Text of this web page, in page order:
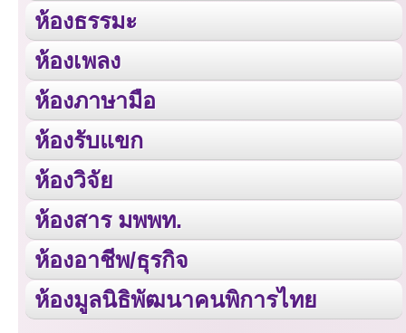
ห้องธรรมะ
ห้องเพลง
ห้องภาษามือ
ห้องรับแขก
ห้องวิจัย
ห้องสาร มพพท.
ห้องอาชีพ/ธุรกิจ
ห้องมูลนิธิพัฒนาคนพิการไทย